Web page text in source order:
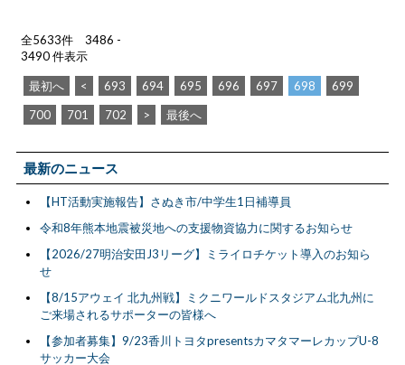
全5633件 3486 -
3490 件表示
最初へ < 693 694 695 696 697 698
699
700
701 702 > 最後へ
最新のニュース
【HT活動実施報告】さぬき市/中学生1日補導員
令和8年熊本地震被災地への支援物資協力に関するお知らせ
【2026/27明治安田J3リーグ】ミライロチケット導入のお知ら
せ
【8/15アウェイ 北九州戦】ミクニワールドスタジアム北九州に
ご来場されるサポーターの皆様へ
【参加者募集】9/23香川トヨタpresentsカマタマーレカップU-8
サッカー大会